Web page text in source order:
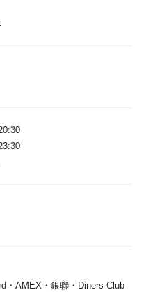
・AMEX・銀聯・Diners Club